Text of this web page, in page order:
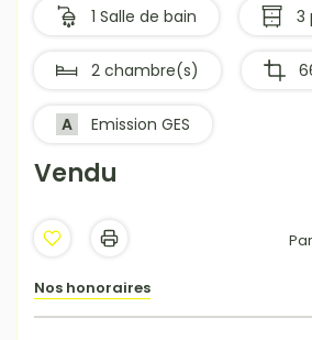
1 Salle de bain 3
2 chambre(s)
A Emission GES
Vendu
Nos honoraires